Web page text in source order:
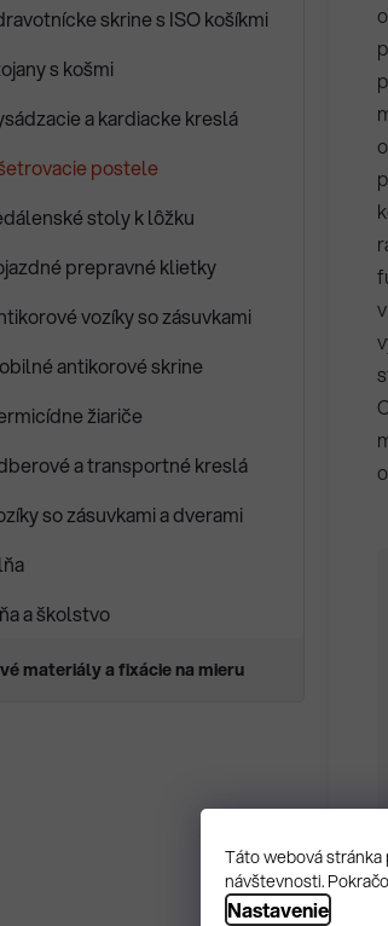
Táto webová stránka
návštevnosti.
Nastavenie
skrine s ISO košíkmi
s košmi
a kardiacke kreslá
postele
stoly k lôžku
prepravné klietky
vozíky so zásuvkami
antikorové skrine
žiariče
a transportné kreslá
so zásuvkami a dverami
a školstvo
materiály a fixácie na mieru